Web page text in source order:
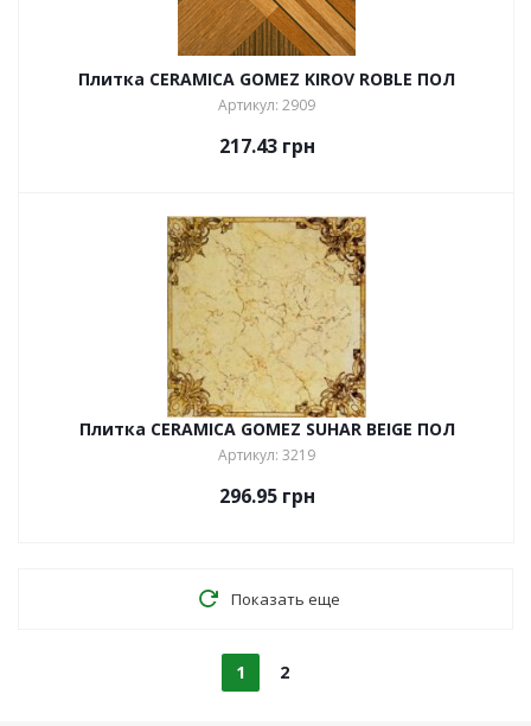
Плитка CERAMICA GOMEZ KIROV ROBLE ПОЛ
Артикул: 2909
217.43грн
Плитка CERAMICA GOMEZ SUHAR BEIGE ПОЛ
Артикул: 3219
296.95грн
Показать еще
1 2